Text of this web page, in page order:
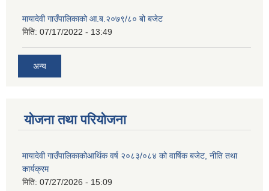
मायादेवी गाउँपालिकाको आ.ब.२०७९/८० बो बजेट
मिति: 07/17/2022 - 13:49
अन्य
योजना तथा परियोजना
मायादेवी गाउँपालिकाकोआर्थिक वर्ष २०८३/०८४ को वार्षिक बजेट, नीति तथा
कार्यक्रम
मिति: 07/27/2026 - 15:09